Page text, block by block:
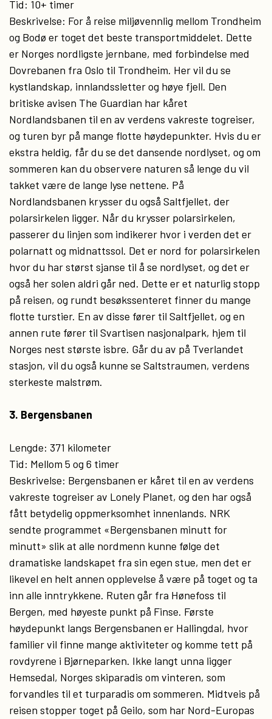
Tid: 10+ timer
Beskrivelse: For å reise miljøvennlig mellom Trondheim
og Bodø er toget det beste transportmiddelet. Dette
er Norges nordligste jernbane, med forbindelse med
Dovrebanen fra Oslo til Trondheim. Her vil du se
kystlandskap, innlandssletter og høye fjell. Den
britiske avisen The Guardian har kåret
Nordlandsbanen til en av verdens vakreste togreiser,
og turen byr på mange flotte høydepunkter. Hvis du er
ekstra heldig, får du se det dansende nordlyset, og om
sommeren kan du observere naturen så lenge du vil
takket være de lange lyse nettene. På
Nordlandsbanen krysser du også Saltfjellet, der
polarsirkelen ligger. Når du krysser polarsirkelen,
passerer du linjen som indikerer hvor i verden det er
polarnatt og midnattssol. Det er nord for polarsirkelen
hvor du har størst sjanse til å se nordlyset, og det er
også her solen aldri går ned. Dette er et naturlig stopp
på reisen, og rundt besøkssenteret finner du mange
flotte turstier. En av disse fører til Saltfjellet, og en
annen rute fører til Svartisen nasjonalpark, hjem til
Norges nest største isbre. Går du av på Tverlandet
stasjon, vil du også kunne se Saltstraumen, verdens
sterkeste malstrøm.
3. Bergensbanen
Lengde: 371 kilometer
Tid: Mellom 5 og 6 timer
Beskrivelse: Bergensbanen er kåret til en av verdens
vakreste togreiser av Lonely Planet, og den har også
fått betydelig oppmerksomhet innenlands. NRK
sendte programmet «Bergensbanen minutt for
minutt» slik at alle nordmenn kunne følge det
dramatiske landskapet fra sin egen stue, men det er
likevel en helt annen opplevelse å være på toget og ta
inn alle inntrykkene. Ruten går fra Hønefoss til
Bergen, med høyeste punkt på Finse. Første
høydepunkt langs Bergensbanen er Hallingdal, hvor
familier vil finne mange aktiviteter og komme tett på
rovdyrene i Bjørneparken. Ikke langt unna ligger
Hemsedal, Norges skiparadis om vinteren, som
forvandles til et turparadis om sommeren. Midtveis på
reisen stopper toget på Geilo, som har Nord-Europas